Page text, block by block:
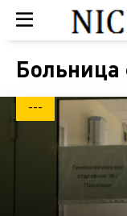
Больница
---